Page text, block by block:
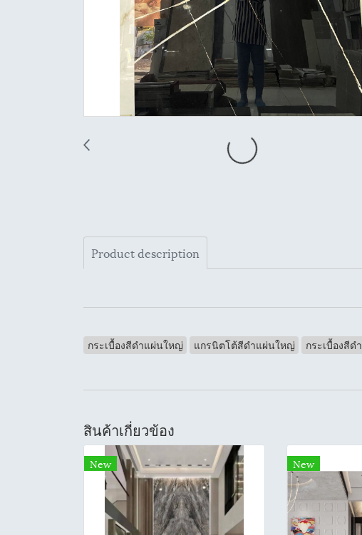
Product description
กระเบื้องสีดำแผ่นใหญ่ แกรนิตโต้สีดำแผ่นใหญ่ กระเบื้องสีดำ
สินค้าเกี่ยวข้อง
New New